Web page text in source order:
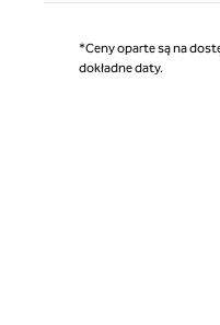
*Ceny oparte są na
dokładne daty.